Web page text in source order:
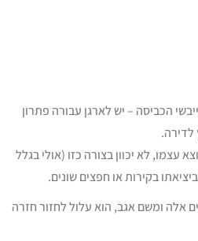
הכביסה – יש לארגן עבורה פתרון
לדירה.
עצמו, לא יכוון בצורה כזו (אולי בגלל
בקירות או חפצים שונים.
אלה ומשם אגב, הוא עלול לחזור חזרה